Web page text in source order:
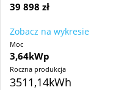
39 898 zł
Zobacz na wykresie
Moc
3,64kWp
Roczna produkcja
3511,14kWh